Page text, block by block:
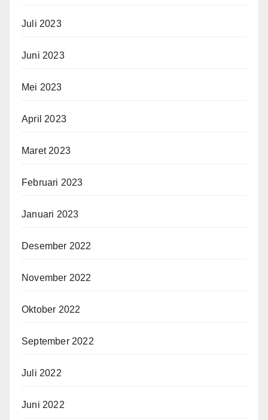
Juli 2023
Juni 2023
Mei 2023
April 2023
Maret 2023
Februari 2023
Januari 2023
Desember 2022
November 2022
Oktober 2022
September 2022
Juli 2022
Juni 2022